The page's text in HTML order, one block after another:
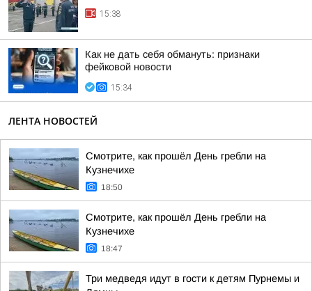
15:38
Как не дать себя обмануть: признаки
фейковой новости
15:34
ЛЕНТА НОВОСТЕЙ
Смотрите, как прошёл День гребли на
Кузнечихе
18:50
Смотрите, как прошёл День гребли на
Кузнечихе
18:47
Три медведя идут в гости к детям Пурнемы и